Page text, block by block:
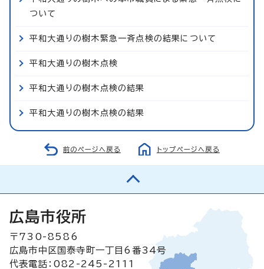
ついて
平和大通りの樹木緊急一斉点検の結果について
平和大通りの樹木点検
平和大通りの樹木点検の結果
平和大通りの樹木点検の結果
前のページへ戻る トップページへ戻る
広島市役所
〒730-8586
広島市中区国泰寺町一丁目6番34号
代表電話：082-245-2111